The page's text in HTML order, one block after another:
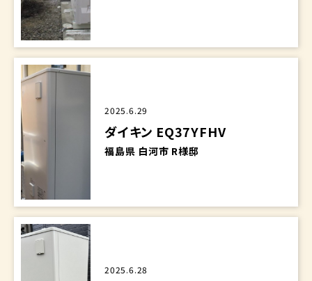
2025.6.29
ダイキン EQ37YFHV
福島県 白河市 R様邸
2025.6.28